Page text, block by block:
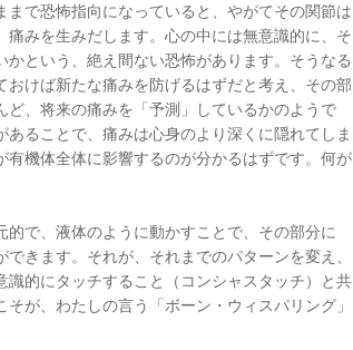
まで恐怖指向になっていると、やがてその関節は
痛みを生みだします。心の中には無意識的に、そ
という、絶え間ない恐怖があります。そうなる
おけば新たな痛みを防げるはずだと考え、その部
ど、将来の痛みを「予測」しているかのようで
ることで、痛みは心身のより深くに隠れてしま
有機体全体に影響するのが分かるはずです。何が
で、液体のように動かすことで、その部分に
できます。それが、それまでのパターンを変え、
識的にタッチすること（コンシャスタッチ）と共
が、わたしの言う「ボーン・ウィスパリング」